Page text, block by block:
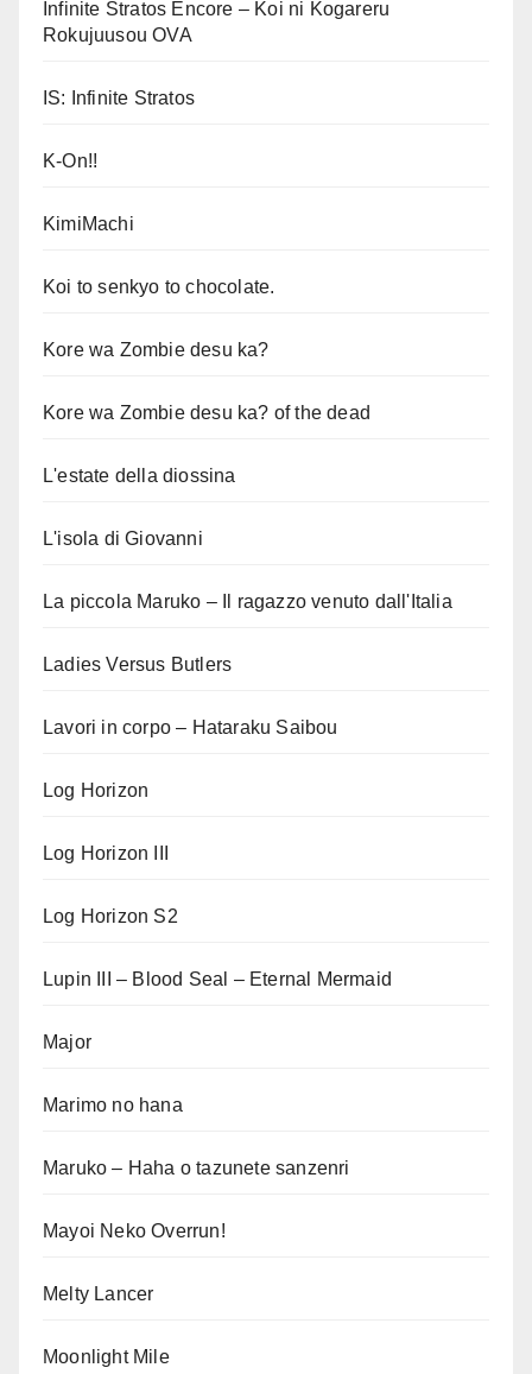
Infinite Stratos Encore – Koi ni Kogareru
Rokujuusou OVA
IS: Infinite Stratos
K-On!!
KimiMachi
Koi to senkyo to chocolate.
Kore wa Zombie desu ka?
Kore wa Zombie desu ka? of the dead
L'estate della diossina
L'isola di Giovanni
La piccola Maruko – Il ragazzo venuto dall'Italia
Ladies Versus Butlers
Lavori in corpo – Hataraku Saibou
Log Horizon
Log Horizon III
Log Horizon S2
Lupin III – Blood Seal – Eternal Mermaid
Major
Marimo no hana
Maruko – Haha o tazunete sanzenri
Mayoi Neko Overrun!
Melty Lancer
Moonlight Mile